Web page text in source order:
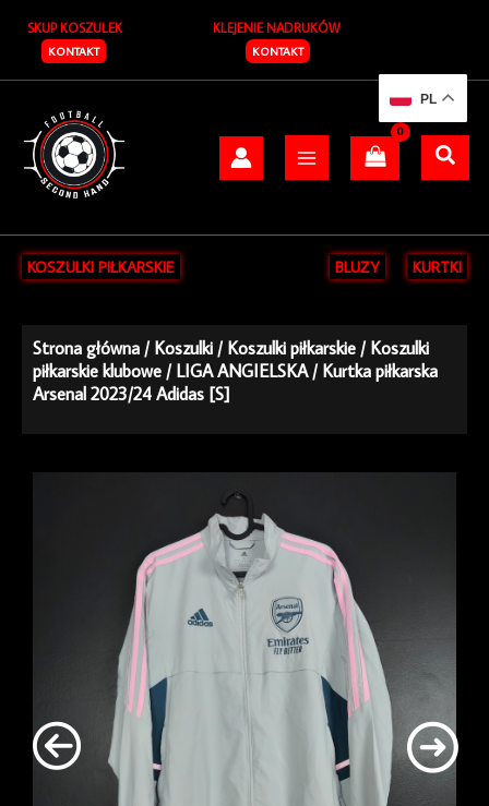
treści
SKUP KOSZULEK
KONTAKT
KLEJENIE NADRUKÓW
KONTAKT
KOSZULKI PIŁKARSKIE BLUZY KURTKI
Strona główna /Koszulki /Koszulki piłkarskie /Koszulki
piłkarskie klubowe /LIGA ANGIELSKA/ Kurtka piłkarska
Arsenal 2023/24 Adidas [S]
PL